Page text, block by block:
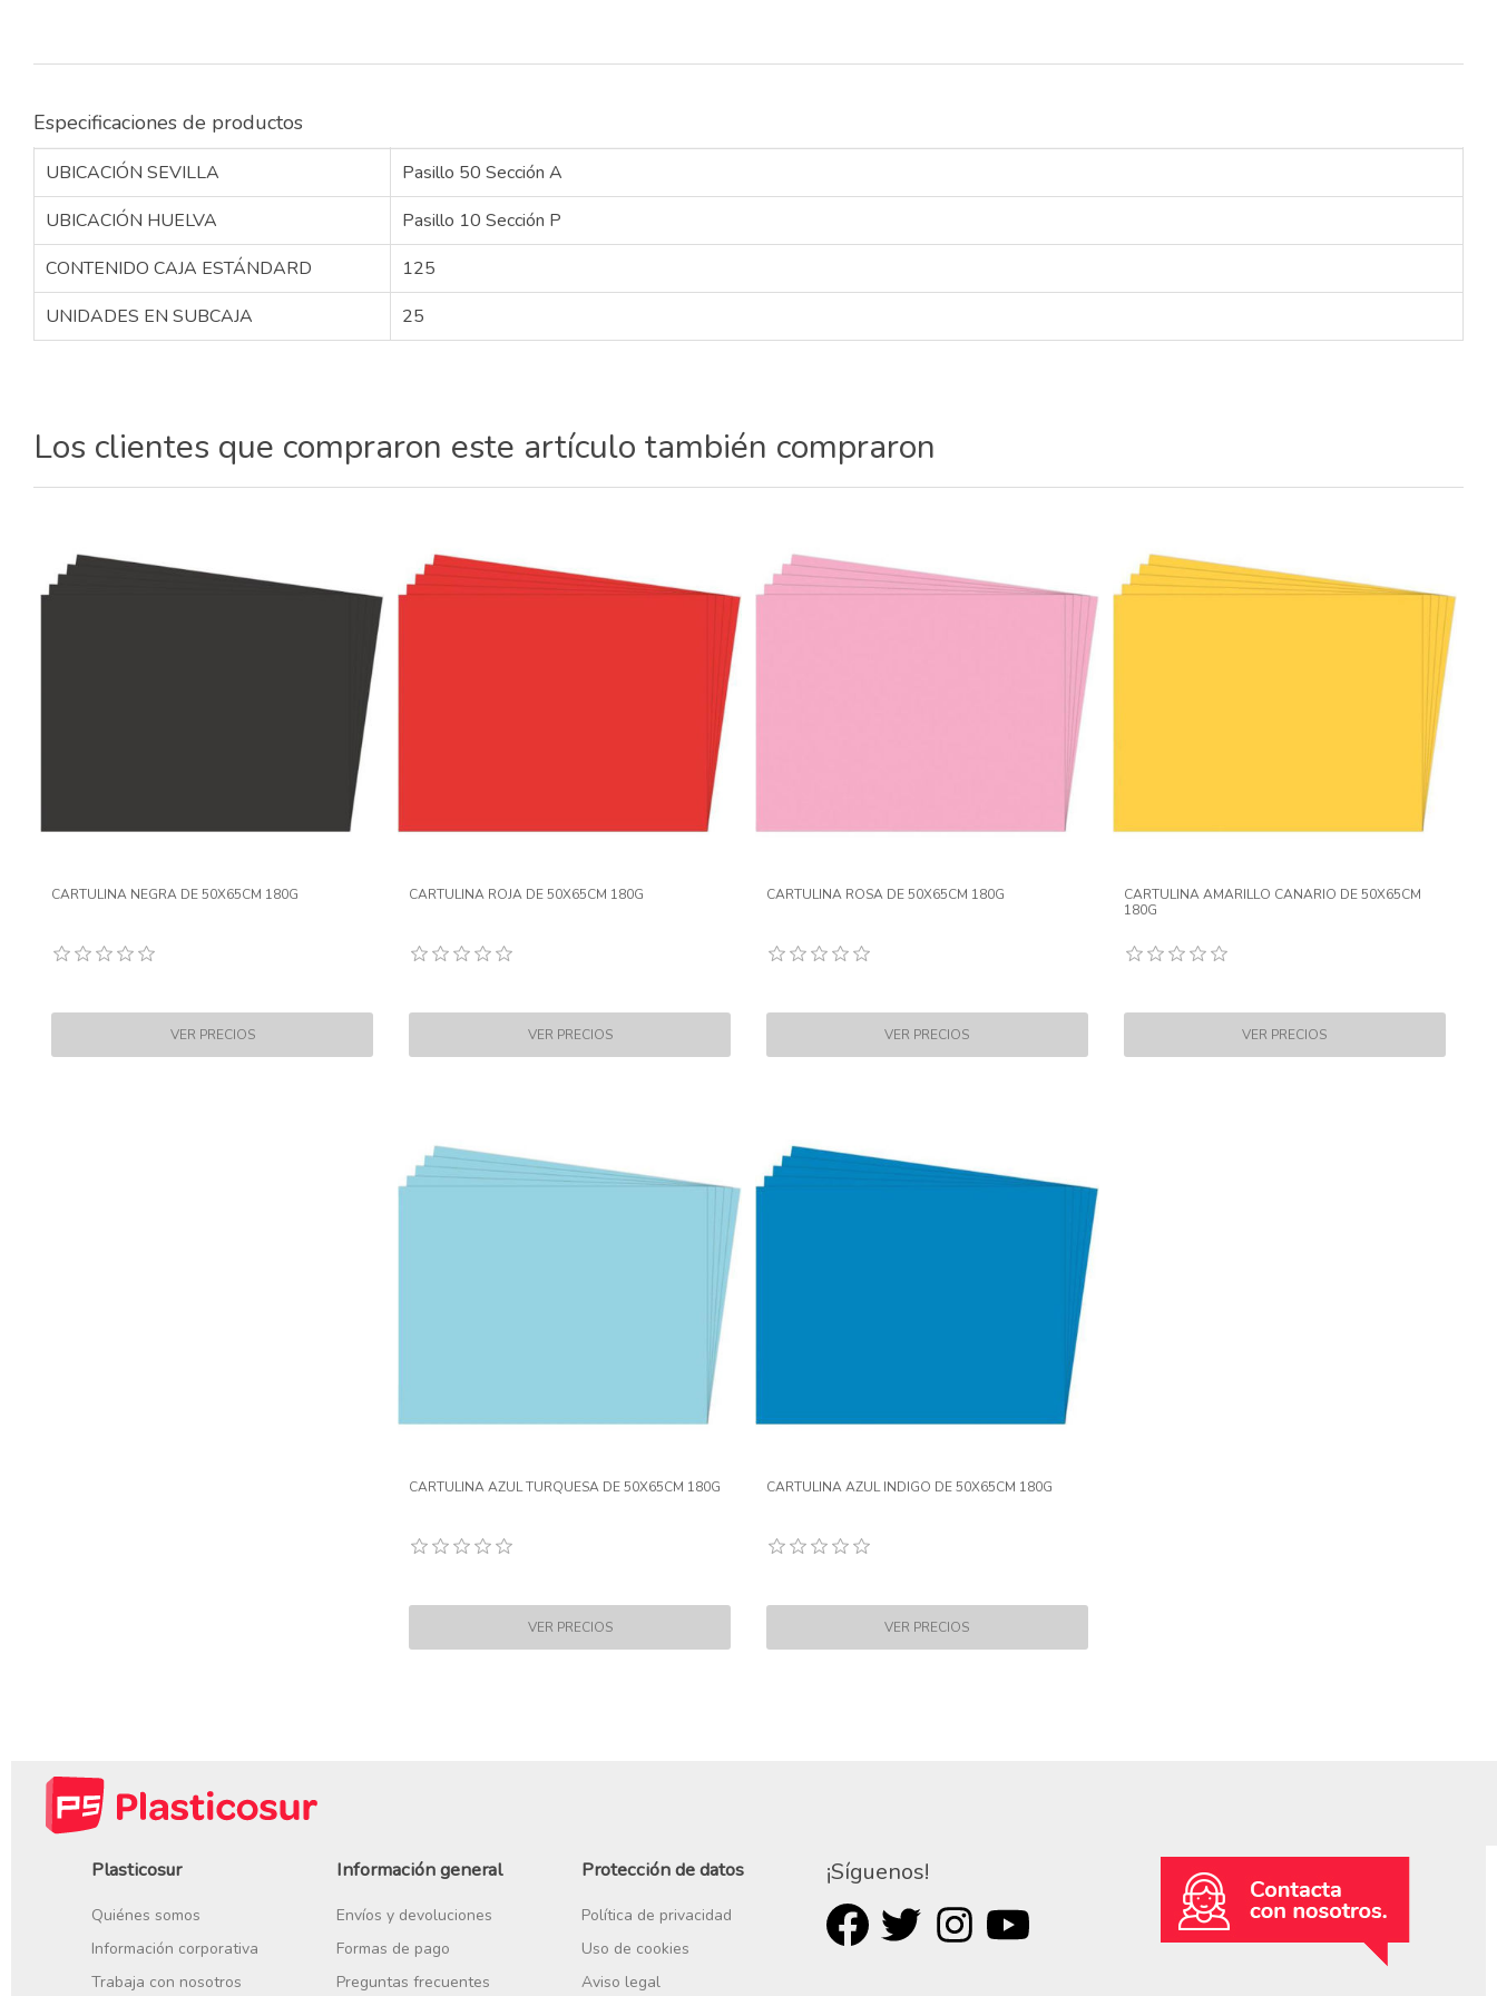
Especificaciones de productos
UBICACIÓN SEVILLA
Pasillo 50 Sección A
UBICACIÓN HUELVA
Pasillo 10 Sección P
CONTENIDO CAJA ESTÁNDARD
125
UNIDADES EN SUBCAJA
25
Los clientes que compraron este artículo también compraron
CARTULINA NEGRA DE 50X65CM 180G CARTULINA ROJA DE 50X65CM 180G CARTULINA ROSA DE 50X65CM 180G
CARTULINA AMARILLO CANARIO DE 50X65CM
180G
CARTULINA AZUL TURQUESA DE 50X65CM 180G CARTULINA AZUL INDIGO DE 50X65CM 180G
Plasticosur
Quiénes somos
Información corporativa
Trabaja con nosotros
Información general
Envíos y devoluciones
Formas de pago
Preguntas frecuentes
Protección de datos
Política de privacidad
Uso de cookies
Aviso legal
¡Síguenos!